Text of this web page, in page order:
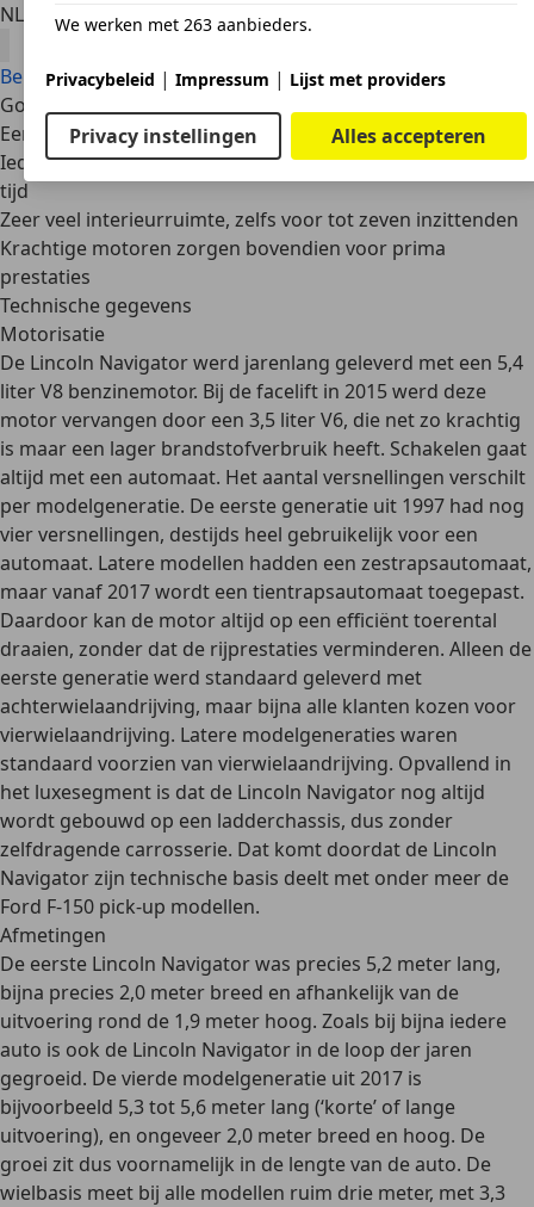
NL 9288 XJ
Kootstertille
Bekijk alle Lincoln Navigator aanbiedingen
Goede redenen
Een beroemd statement van absolute luxe
Iedere modelgeneratie bood alle denkbare luxe voor die
tijd
Zeer veel interieurruimte, zelfs voor tot zeven inzittenden
Krachtige motoren zorgen bovendien voor prima
prestaties
Technische gegevens
Motorisatie
De Lincoln Navigator werd jarenlang geleverd met een 5,4
liter V8 benzinemotor. Bij de facelift in 2015 werd deze
motor vervangen door een 3,5 liter V6, die net zo krachtig
is maar een lager brandstofverbruik heeft. Schakelen gaat
altijd met een automaat. Het aantal versnellingen verschilt
per modelgeneratie. De eerste generatie uit 1997 had nog
vier versnellingen, destijds heel gebruikelijk voor een
automaat. Latere modellen hadden een zestrapsautomaat,
maar vanaf 2017 wordt een tientrapsautomaattoegepast.
Daardoor kan de motoraltijd op een efficiënt toerental
draaien, zonder dat de rijprestaties verminderen. Alleen de
eerste generatie werd standaard geleverd met
achterwielaandrijving, maar bijna alle klanten kozen voor
vierwielaandrijving. Latere modelgeneraties waren
standaard voorzien van vierwielaandrijving. Opvallend in
het luxesegment is dat de Lincoln Navigator nog altijd
wordt gebouwd op een ladderchassis, dus zonder
zelfdragende carrosserie. Dat komt doordat de Lincoln
Navigator zijn technische basis deelt met onder meer de
Ford F-150 pick-up modellen.
Afmetingen
De eerste Lincoln Navigator was precies 5,2 meter lang,
bijna precies 2,0 meter breed en afhankelijk van de
uitvoering rond de 1,9 meter hoog. Zoals bij bijna iedere
auto is ook de Lincoln Navigator in de loop der jaren
gegroeid. De vierde modelgeneratie uit 2017 is
bijvoorbeeld 5,3 tot 5,6 meter lang (‘korte’ of lange
uitvoering), en ongeveer2,0 meter breed en hoog. De
groei zit dus voornamelijk in de lengte van de auto. De
wielbasis meet bij alle modellen ruim drie meter, met 3,3
We werken met 263 aanbieders.
Privacybeleid | Impressum | Lijst met providers
Privacy instellingen Alles accepteren